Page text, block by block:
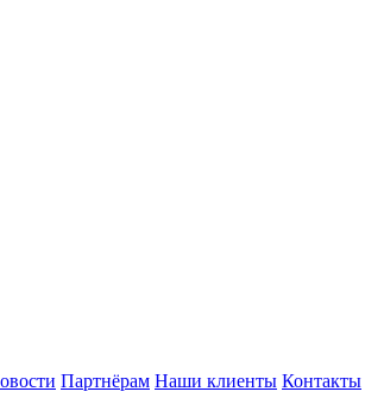
Партнёрам Наши клиенты Контакты